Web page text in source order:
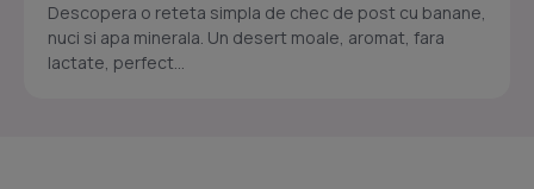
Descopera o reteta simpla de chec de post cu banane,
nuci si apa minerala. Un desert moale, aromat, fara
lactate, perfect...